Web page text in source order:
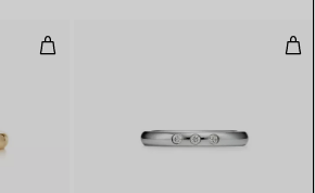
Fedina abbinabile